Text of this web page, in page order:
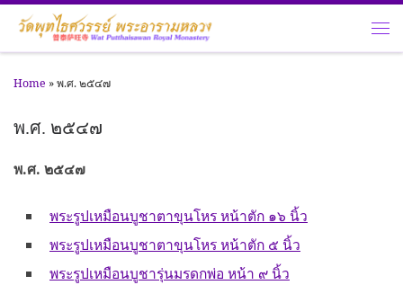
Skip to content
Home »พ.ศ. ๒๕๔๗
พ.ศ. ๒๕๔๗
พ.ศ. ๒๕๔๗
พระรูปเหมือนบูชาตาขุนโหร หน้าตัก ๑๖ นิ้ว
พระรูปเหมือนบูชาตาขุนโหร หน้าตัก ๕ นิ้ว
พระรูปเหมือนบูชารุ่นมรดกพ่อ หน้า ๙ นิ้ว